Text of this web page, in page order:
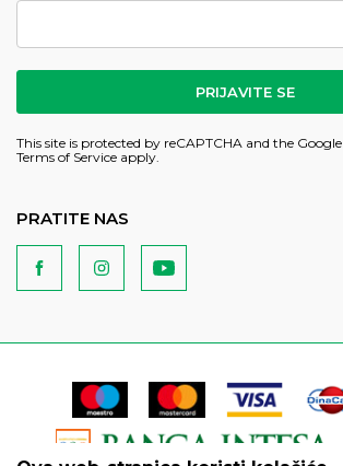
PRIJAVITE SE
This site is protected by reCAPTCHA and the Google
Terms of Service apply.
PRATITE NAS